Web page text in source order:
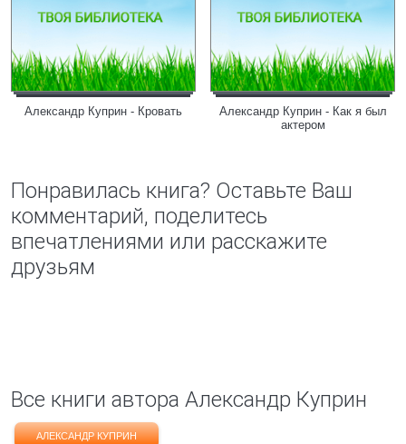
Александр Куприн - Кровать
Александр Куприн - Как я был
актером
Понравилась книга? Оставьте Ваш
комментарий, поделитесь
впечатлениями или расскажите
друзьям
Все книги автора Александр Куприн
АЛЕКСАНДР КУПРИН